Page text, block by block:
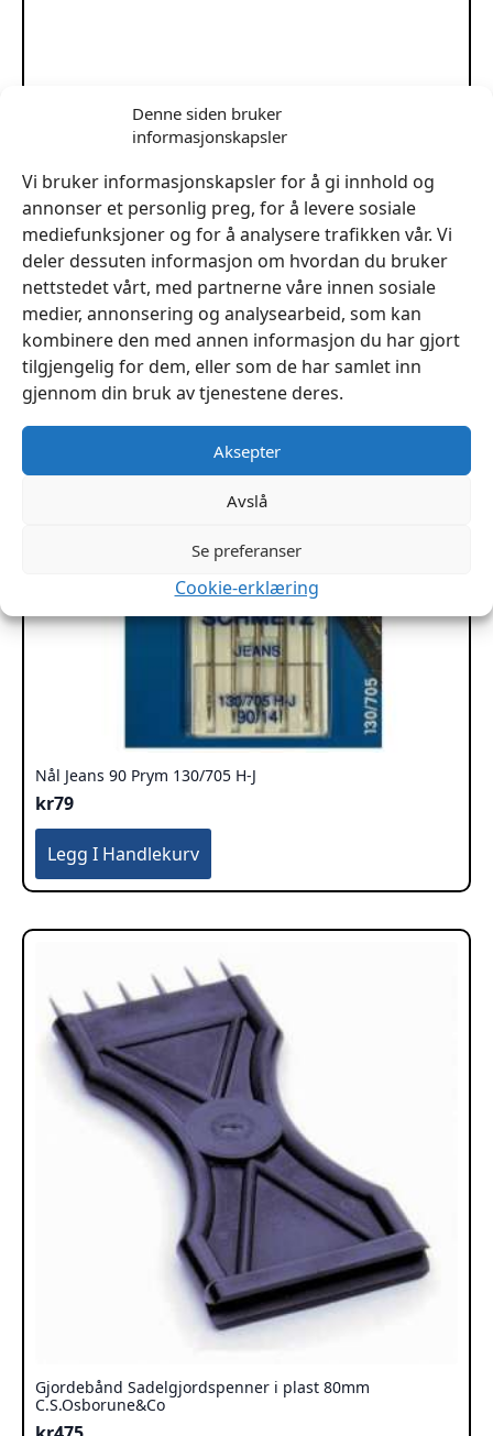
Denne siden bruker
informasjonskapsler
Vi bruker informasjonskapsler for å gi innhold og
annonser et personlig preg, for å levere sosiale
mediefunksjoner og for å analysere trafikken vår. Vi
deler dessuten informasjon om hvordan du bruker
nettstedet vårt, med partnerne våre innen sosiale
medier, annonsering og analysearbeid, som kan
kombinere den med annen informasjon du har gjort
tilgjengelig for dem, eller som de har samlet inn
gjennom din bruk av tjenestene deres.
Aksepter
Avslå
Se preferanser
Cookie-erklæring
kr179
Legg I Handlekurv
Nål Jeans 90 Prym 130/705 H-J
kr79
Legg I Handlekurv
Gjordebånd Sadelgjordspenner i plast 80mm
C.S.Osborune&Co